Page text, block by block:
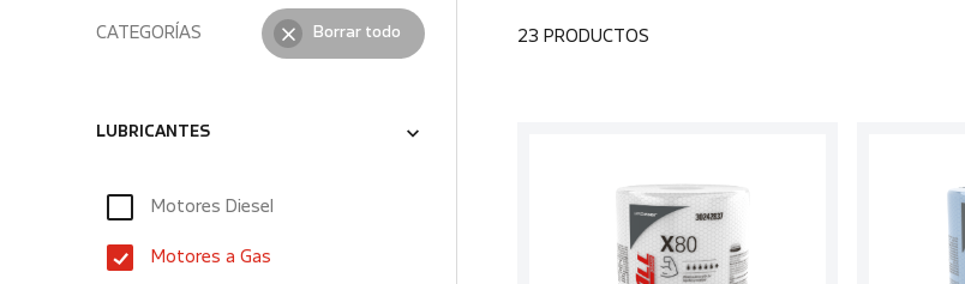
CATEGORÍAS Borrar todo
LUBRICANTES
Motores Diesel
Motores a Gas
23 PRODUCTOS